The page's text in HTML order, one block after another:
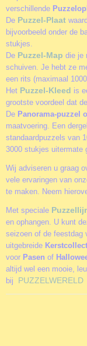
verschillende
De Puzzel-Plaat
bijvoorbeeld onder de
stukjes.
De Puzzel-Map die je
schuiven. Je hebt ze
een rits (maximaal
Het Puzzel-Kleed is
grootste voordeel dat
De Panorama-puzzel
maatvoering. Een
standaardpuzzels van
3000 stukjes uitermate
Wij adviseren u graag
vele ervaringen van
te maken. Neem
Met speciale
en ophangen. U kunt
seizoen of de feestdag
uitgebreide
voor Pasen of
altijd wel een mooie,
bij PUZZELWERELD